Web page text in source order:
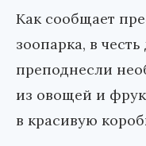
Как сообщает
зоопарка, в
преподнесли
из овощей и
в красивую